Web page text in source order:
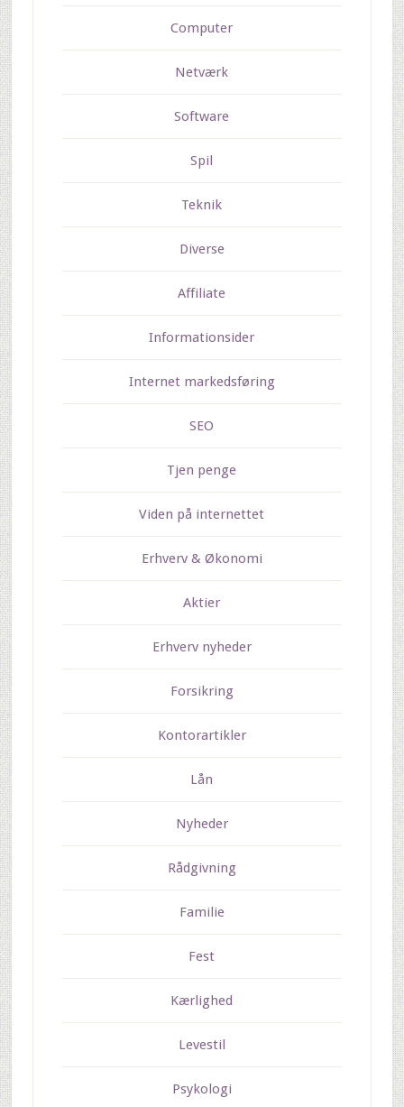
Computer
Netværk
Software
Spil
Teknik
Diverse
Affiliate
Informationsider
Internet markedsføring
SEO
Tjen penge
Viden på internettet
Erhverv & Økonomi
Aktier
Erhverv nyheder
Forsikring
Kontorartikler
Lån
Nyheder
Rådgivning
Familie
Fest
Kærlighed
Levestil
Psykologi